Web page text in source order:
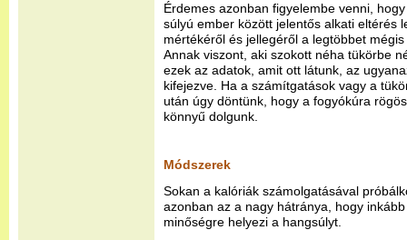
Érdemes azonban figyelembe venni,
súlyú ember között jelentős alkati eltérés
mértékéről és jellegéről a legtöbbet
Annak viszont, aki szokott néha tükörbe
ezek az adatok, amit ott látunk, az
kifejezve. Ha a számítgatások vagy a
után úgy döntünk, hogy a fogyókúra
könnyű dolgunk.
Módszerek
Sokan a kalóriák számolgatásával
azonban az a nagy hátránya, hogy
minőségre helyezi a hangsúlyt.